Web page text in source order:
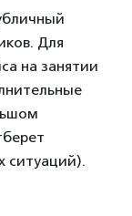
Для
на занятии
ситуаций).